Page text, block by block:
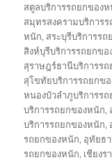
สตูลบริการรถยกของ
สมุทรสงครามบริการ
หนัก, สระบุรีบริการร
สิงห์บุรีบริการรถยกขอ
สุราษฎร์ธานีบริการร
สุโขทัยบริการรถยกข
หนองบัวลำภูบริการร
บริการรถยกของหนัก,
บริการรถยกของหนัก,
รถยกของหนัก, อุทัยธ
รถยกของหนัก, เชียง